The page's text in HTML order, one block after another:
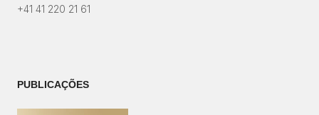
+41 41 220 21 61
PUBLICAÇÕES